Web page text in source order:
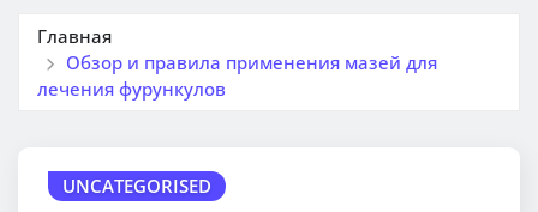
Главная
Обзор и правила применения мазей для
лечения фурункулов
UNCATEGORISED